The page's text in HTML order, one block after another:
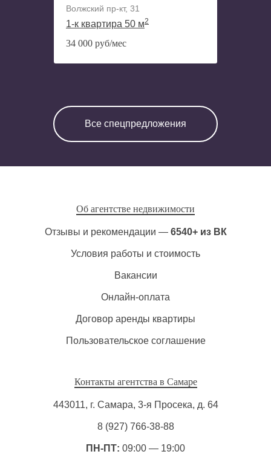
Волжский пр-кт, 31
1-к квартира 50 м2
34 000 руб/мес
Все спецпредложения
Об агентстве недвижимости
Отзывы и рекомендации — 6540+ из ВК
Условия работы и стоимость
Вакансии
Онлайн-оплата
Договор аренды квартиры
Пользовательское соглашение
Контакты агентства в Самаре
443011, г. Самара, 3-я Просека, д. 64
8 (927) 766-38-88
ПН-ПТ: 09:00 — 19:00